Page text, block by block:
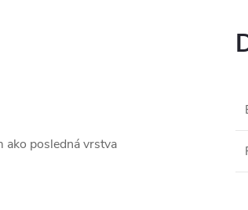
ako posledná vrstva